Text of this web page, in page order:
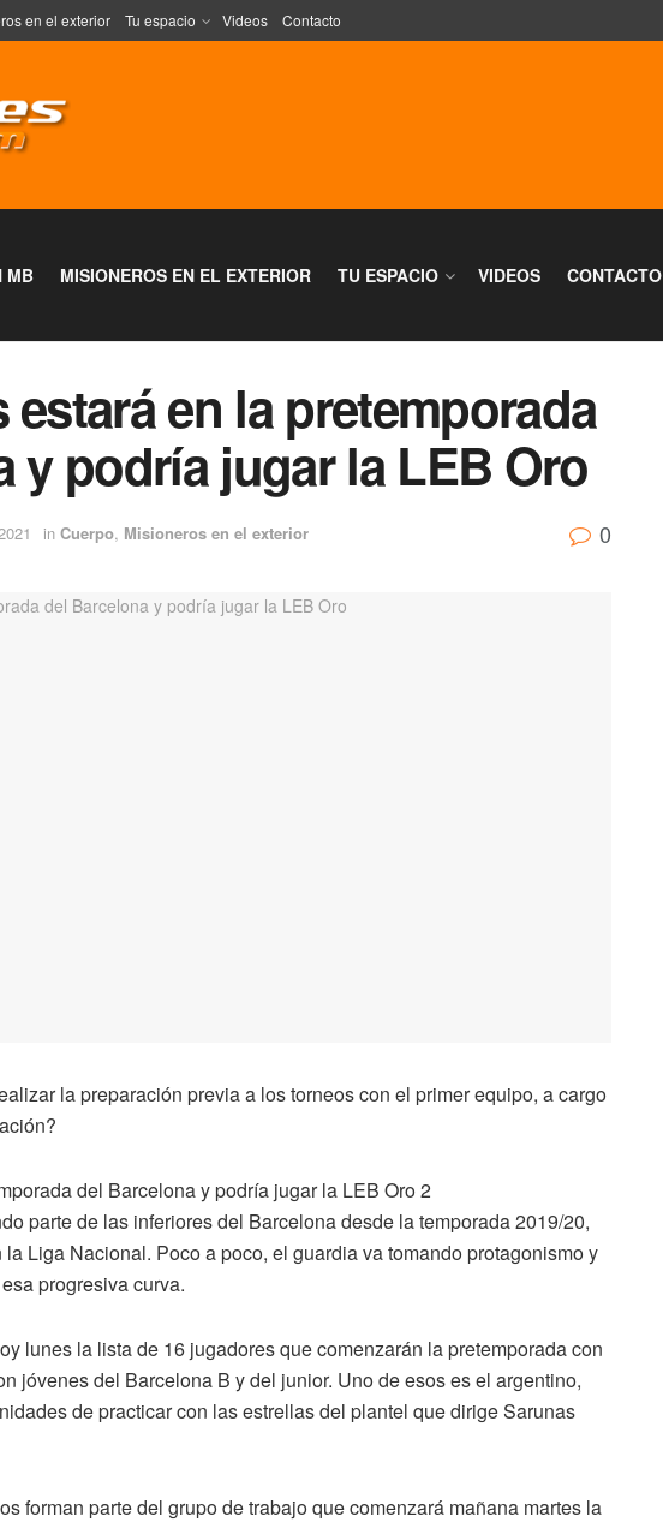
en el exterior Tu espacio Videos Contacto
MB MISIONEROS EN EL EXTERIOR TU ESPACIO VIDEOS CONTACTO
en la pretemporada
y podría jugar la LEB Oro
in Cuerpo, Misioneros en el exterior 0
la preparación previa a los torneos con el primer equipo, a cargo
parte de las inferiores del Barcelona desde la temporada 2019/20,
Liga Nacional. Poco a poco, el guardia va tomando protagonismo y
progresiva curva.
lunes la lista de 16 jugadores que comenzarán la pretemporada con
jóvenes del Barcelona B y del junior. Uno de esos es el argentino,
de practicar con las estrellas del plantel que dirige Sarunas
forman parte del grupo de trabajo que comenzará mañana martes la